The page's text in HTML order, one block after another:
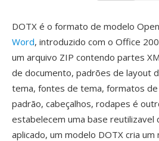
DOTX é o formato de modelo
Word, introduzido com o Office
um arquivo ZIP contendo partes
de documento, padrões de layout
tema, fontes de tema, formatos
padrão, cabeçalhos, rodapes é
estabelecem uma base reutilizavel
aplicado, um modelo DOTX cria